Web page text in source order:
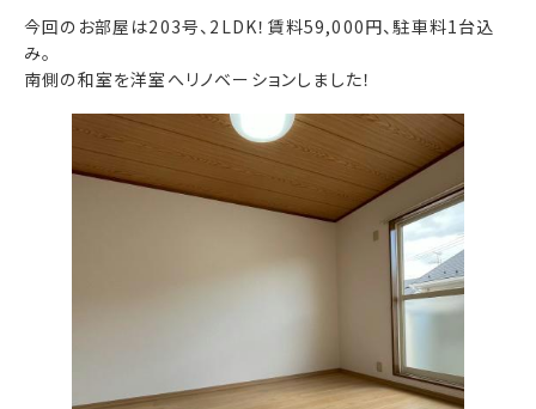
今回のお部屋は203号、2LDK！賃料59,000円、駐車料1台込
み。
南側の和室を洋室へリノベーションしました！